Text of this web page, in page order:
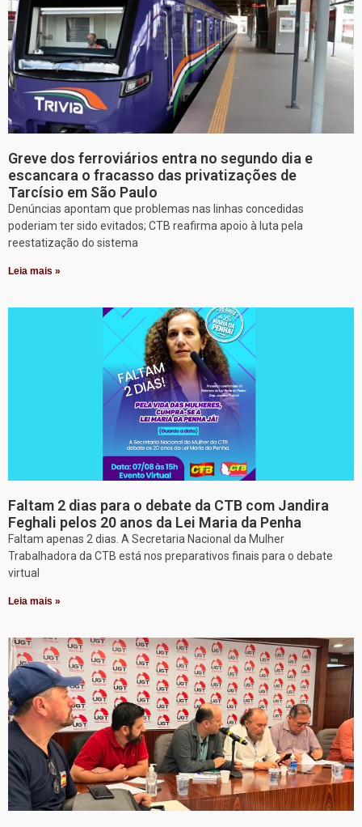
Greve dos ferroviários entra no segundo dia e
escancara o fracasso das privatizações de
Tarcísio em São Paulo
Denúncias apontam que problemas nas linhas concedidas
poderiam ter sido evitados; CTB reafirma apoio à luta pela
reestatização do sistema
Leia mais »
Faltam 2 dias para o debate da CTB com Jandira
Feghali pelos 20 anos da Lei Maria da Penha
Faltam apenas 2 dias. A Secretaria Nacional da Mulher
Trabalhadora da CTB está nos preparativos finais para o debate
virtual
Leia mais »